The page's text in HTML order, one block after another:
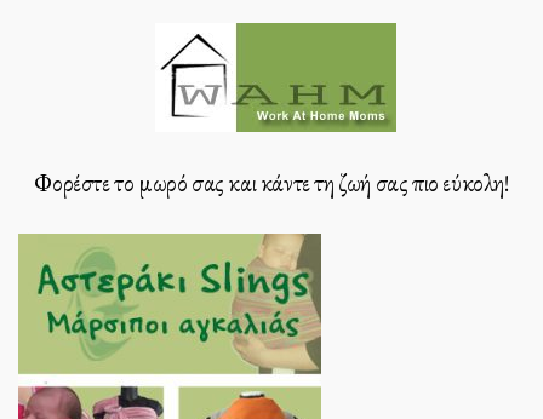
Φορέστε το μωρό σας και κάντε τη ζωή σας πιο εύκολη!